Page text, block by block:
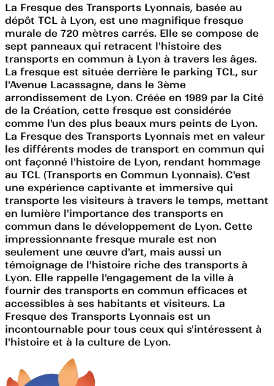
La Fresque des Transports Lyonnais, basée au
dépôt TCL à Lyon, est une magnifique fresque
murale de 720 mètres carrés. Elle se compose de
sept panneaux qui retracent l'histoire des
transports en commun à Lyon à travers les âges.
La fresque est située derrière le parking TCL, sur
l'Avenue Lacassagne, dans le 3ème
arrondissement de Lyon. Créée en 1989 par la Cité
de la Création, cette fresque est considérée
comme l'un des plus beaux murs peints de Lyon.
La Fresque des Transports Lyonnais met en valeur
les différents modes de transport en commun qui
ont façonné l'histoire de Lyon, rendant hommage
au TCL (Transports en Commun Lyonnais). C'est
une expérience captivante et immersive qui
transporte les visiteurs à travers le temps, mettant
en lumière l'importance des transports en
commun dans le développement de Lyon. Cette
impressionnante fresque murale est non
seulement une œuvre d'art, mais aussi un
témoignage de l'histoire riche des transports à
Lyon. Elle rappelle l'engagement de la ville à
fournir des transports en commun efficaces et
accessibles à ses habitants et visiteurs. La
Fresque des Transports Lyonnais est un
incontournable pour tous ceux qui s'intéressent à
l'histoire et à la culture de Lyon.